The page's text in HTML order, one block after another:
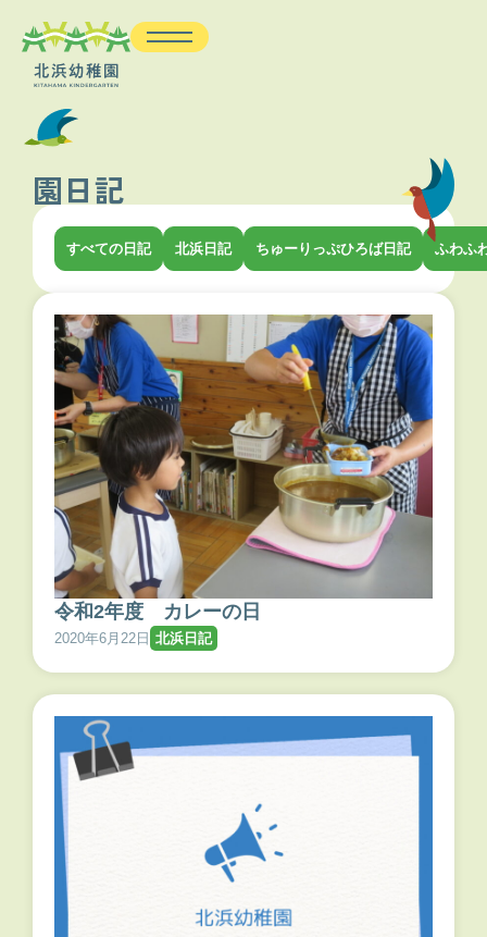
園日記
すべての日記 北浜日記 ちゅーりっぷひろば日記 ふわふ
令和2年度 カレーの日
2020年6月22日 北浜日記